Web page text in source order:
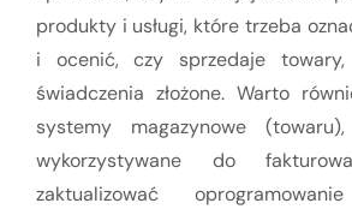
produkty i usługi, które trzeba
i ocenić, czy sprzedaje
świadczenia złożone. Warto
systemy magazynowe
wykorzystywane do
zaktualizować